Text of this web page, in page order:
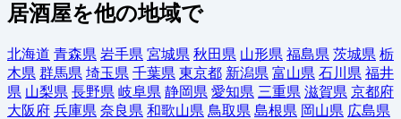
居酒屋を他の地域で
北海道 青森県 岩手県 宮城県 秋田県 山形県 福島県 茨城県 栃
木県 群馬県 埼玉県 千葉県 東京都 新潟県 富山県 石川県 福井
県 山梨県 長野県 岐阜県 静岡県 愛知県 三重県 滋賀県 京都府
大阪府 兵庫県 奈良県 和歌山県 鳥取県 島根県 岡山県 広島県